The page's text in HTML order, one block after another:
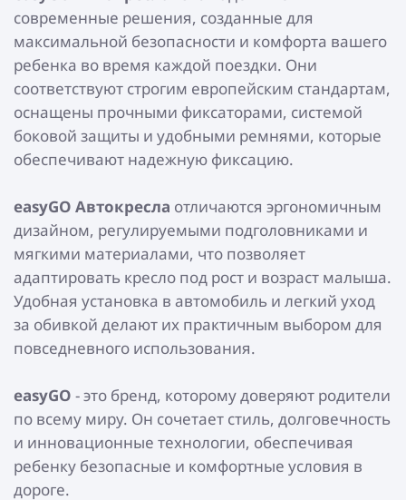
современные решения, созданные для
максимальной безопасности и комфорта вашего
ребенка во время каждой поездки. Они
соответствуют строгим европейским стандартам,
оснащены прочными фиксаторами, системой
боковой защиты и удобными ремнями, которые
обеспечивают надежную фиксацию.
easyGO Автокресла отличаются эргономичным
дизайном, регулируемыми подголовниками и
мягкими материалами, что позволяет
адаптировать кресло под рост и возраст малыша.
Удобная установка в автомобиль и легкий уход
за обивкой делают их практичным выбором для
повседневного использования.
easyGO - это бренд, которому доверяют родители
по всему миру. Он сочетает стиль, долговечность
и инновационные технологии, обеспечивая
ребенку безопасные и комфортные условия в
дороге.